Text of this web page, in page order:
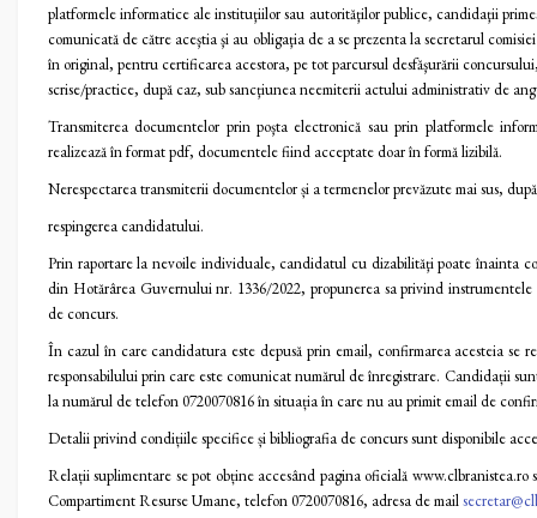
platformele informatice ale instituţiilor sau autorităţilor publice, candidaţii
comunicată de către aceştia şi au obligaţia de a se prezenta la secretarul
în original, pentru certificarea acestora, pe tot parcursul desfăşurării
scrise/practice, după caz, sub sancţiunea neemiterii actului administrativ de
Transmiterea documentelor prin poşta electronică sau prin platformele
realizează în format pdf, documentele fiind acceptate doar în formă lizibilă.
Nerespectarea transmiterii documentelor și a termenelor prevăzute mai sus,
respingerea candidatului.
Prin raportare la nevoile individuale, candidatul cu dizabilităţi poate înainta
din Hotărârea Guvernului nr. 1336/2022, propunerea sa privind
de concurs.
În cazul în care candidatura este depusă prin email, confirmarea acesteia se
responsabilului prin care este comunicat numărul de înregistrare. Candidații
la numărul de telefon 0720070816 în situația în care nu au primit email de
Detalii privind condițiile specifice și bibliografia de concurs sunt disponibile
Relații suplimentare se pot obține accesând pagina oficială
Compartiment Resurse Umane, telefon 0720070816, adresa de mail